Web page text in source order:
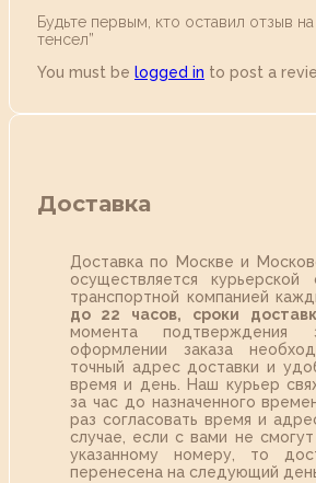
Будьте первым, кто оставил отзыв
тенсел”
You must be logged in to post a
Доставка
Доставка по Москве и
осуществляется
транспортной компанией
до 22 часов,
сроки
момента подтверждения
оформлении заказа
точный адрес доставки и
время и день. Наш курьер
за час до назначенного
раз согласовать время и
случае, если с вами не смогут
указанному номеру, то
перенесена на следующий